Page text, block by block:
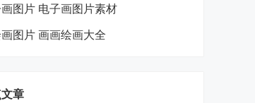
图片 电子画图片素材
图片 画画绘画大全
章